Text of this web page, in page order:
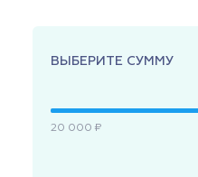
ВЫБЕРИТЕ СУММУ
20 000 ₽